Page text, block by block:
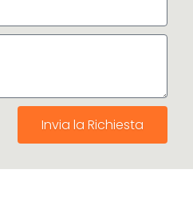
Invia la Richiesta